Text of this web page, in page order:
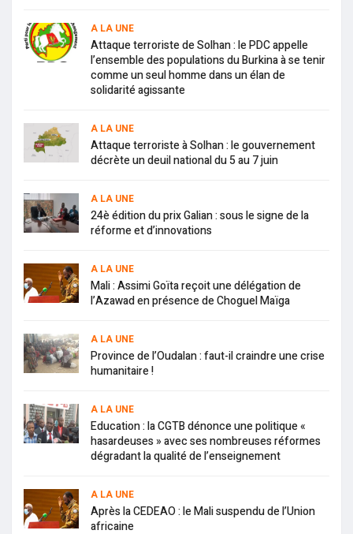
A LA UNE
Attaque terroriste de Solhan : le PDC appelle
l’ensemble des populations du Burkina à se tenir
comme un seul homme dans un élan de
solidarité agissante
A LA UNE
Attaque terroriste à Solhan : le gouvernement
décrète un deuil national du 5 au 7 juin
A LA UNE
24è édition du prix Galian : sous le signe de la
réforme et d’innovations
A LA UNE
Mali : Assimi Goïta reçoit une délégation de
l’Azawad en présence de Choguel Maïga
A LA UNE
Province de l’Oudalan : faut-il craindre une crise
humanitaire !
A LA UNE
Education : la CGTB dénonce une politique «
hasardeuses » avec ses nombreuses réformes
dégradant la qualité de l’enseignement
A LA UNE
Après la CEDEAO : le Mali suspendu de l’Union
africaine